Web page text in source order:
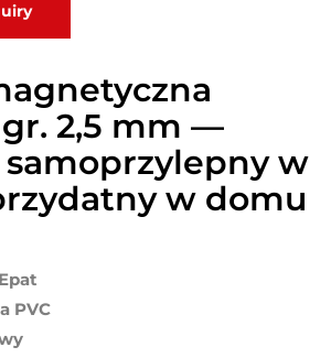
gr. 2,5 mm —
w
w domu
Epat
PVC